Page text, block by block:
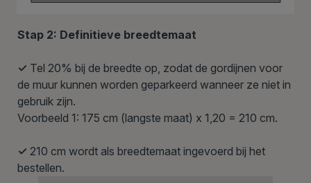
Stap 2: Definitieve breedtemaat
✓ Tel 20% bij de breedte op, zodat de gordijnen voor
de muur kunnen worden geparkeerd wanneer ze niet in
gebruik zijn.
Voorbeeld 1: 175 cm (langste maat) x 1,20 = 210 cm.
✓ 210 cm wordt als breedtemaat ingevoerd bij het
bestellen.